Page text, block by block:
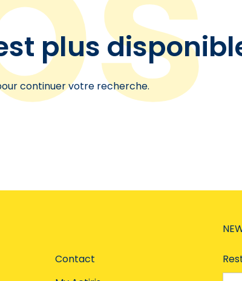
plus
continuer votre recherche.
Contact